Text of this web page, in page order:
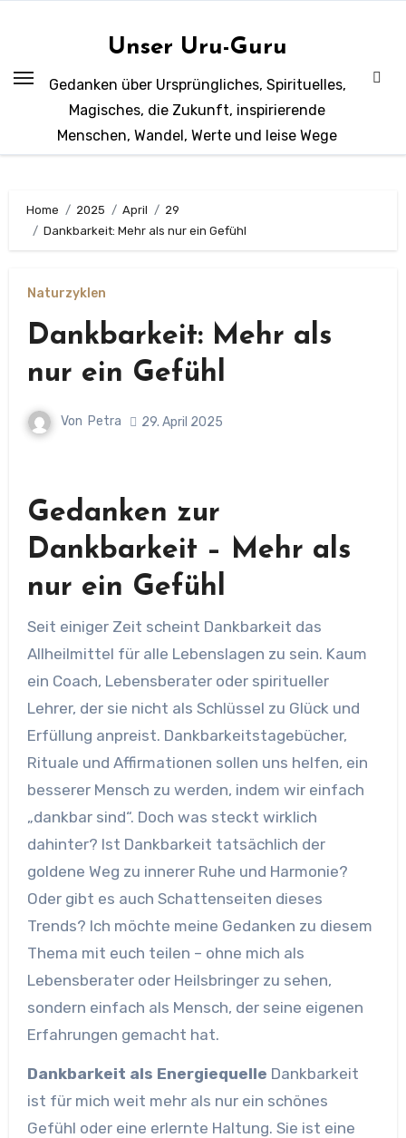
Unser Uru-Guru
Gedanken über Ursprüngliches, Spirituelles,
Magisches, die Zukunft, inspirierende
Menschen, Wandel, Werte und leise Wege
Home 2025 April
29
Dankbarkeit: Mehr als nur ein Gefühl
Naturzyklen
Dankbarkeit: Mehr als
nur ein Gefühl
Von Petra 29. April 2025
Gedanken zur
Dankbarkeit – Mehr als
nur ein Gefühl
Seit einiger Zeit scheint Dankbarkeit das
Allheilmittel für alle Lebenslagen zu sein. Kaum
ein Coach, Lebensberater oder spiritueller
Lehrer, der sie nicht als Schlüssel zu Glück und
Erfüllung anpreist. Dankbarkeitstagebücher,
Rituale und Affirmationen sollen uns helfen, ein
besserer Mensch zu werden, indem wir einfach
„dankbar sind“. Doch was steckt wirklich
dahinter? Ist Dankbarkeit tatsächlich der
goldene Weg zu innerer Ruhe und Harmonie?
Oder gibt es auch Schattenseiten dieses
Trends? Ich möchte meine Gedanken zu diesem
Thema mit euch teilen – ohne mich als
Lebensberater oder Heilsbringer zu sehen,
sondern einfach als Mensch, der seine eigenen
Erfahrungen gemacht hat.
Dankbarkeit als Energiequelle Dankbarkeit
ist für mich weit mehr als nur ein schönes
Gefühl oder eine erlernte Haltung. Sie ist eine